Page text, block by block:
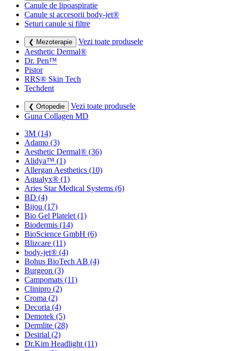
Canule de lipoaspiratie
Canule si accesorii body-jet®
Seturi canule si filtre
❮ Mezoterapie
Vezi toate produsele
Aesthetic Dermal®
Dr. Pen™
Pistor
RRS® Skin Tech
Techdent
❮ Ortopedie
Vezi toate produsele
Guna Collagen MD
3M (14)
Adamo (3)
Aesthetic Dermal® (36)
Alidya™ (1)
Allergan Aesthetics (10)
Aqualyx® (1)
Aries Star Medical Systems (6)
BD (4)
Bijou (17)
Bio Gel Platelet (1)
Biodermis (14)
BioScience GmbH (6)
Blizcare (11)
body-jet® (4)
Bohus BioTech AB (4)
Burgeon (3)
Campomats (11)
Clinipro (2)
Croma (2)
Decoria (4)
Demotek (5)
Dermlite (28)
Desirial (2)
Dr.Kim Headlight (11)